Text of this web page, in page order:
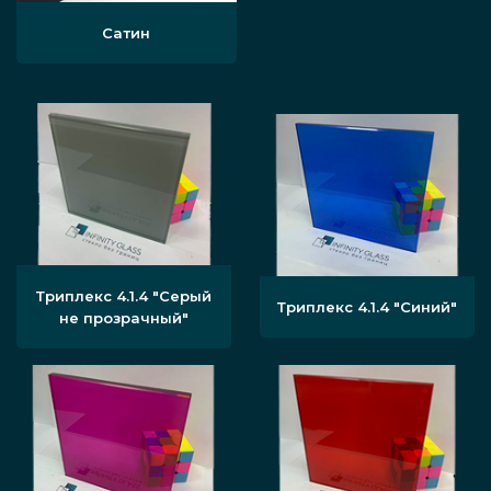
оборудование.
Мы являемся производителем и продаем
конструкции из стекла по низким ценам,
осуществляем доставку и монтаж дверей с
двумя и более полотнами под ключ. Наши
изделия отличаются надёжностью и высоким
качеством вне зависимости от сложности
конструкции, что надо создать. Сотрудничая с
нами, вы сможете получить отличный
результат, какими бы ни были поставленные
задачи.
Сатин
Триплекс 4.1.4 "Серый
не прозрачный"
Триплекс 4.1.4 "Синий"